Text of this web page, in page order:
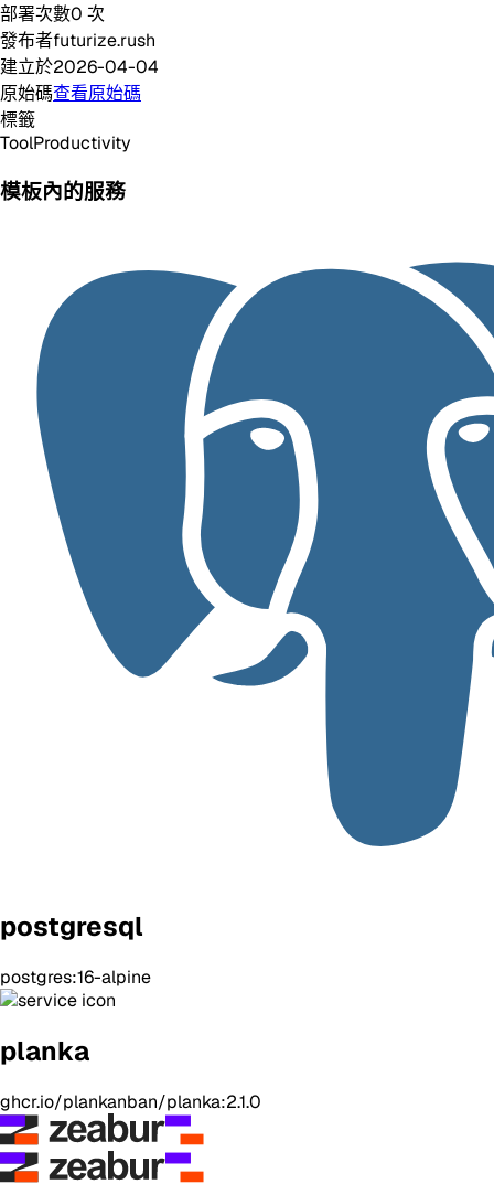
部署次數0 次
發布者futurize.rush
建立於2026-04-04
原始碼查看原始碼
標籤
ToolProductivity
模板內的服務
postgresql
postgres:16-alpine
planka
ghcr.io/plankanban/planka:2.1.0